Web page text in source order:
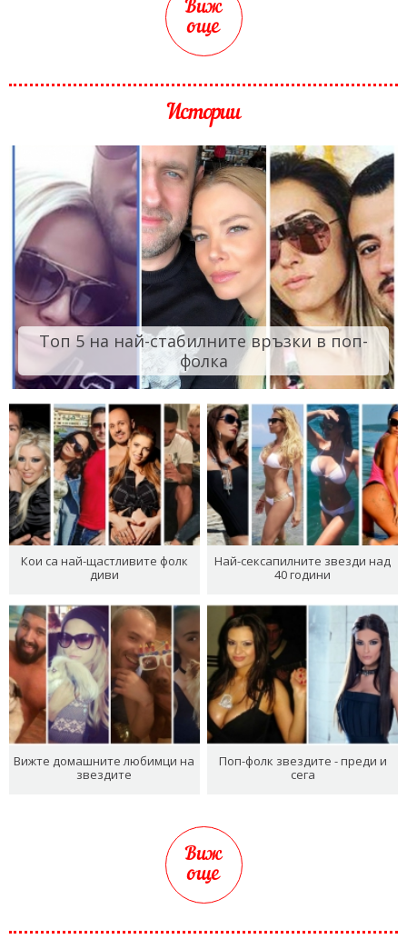
Виж
още
Истории
Топ 5 на най-стабилните връзки в поп-
фолка
Кои са най-щастливите фолк
диви
Най-сексапилните звезди над
40 години
Вижте домашните любимци на
звездите
Поп-фолк звездите - преди и
сега
Виж
още